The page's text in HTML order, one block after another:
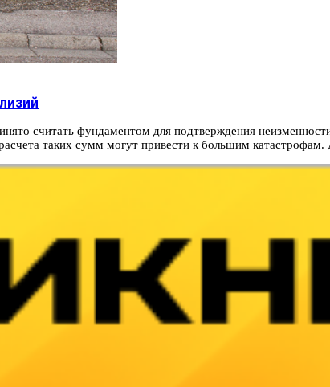
считать фундаментом для подтверждения
таких сумм могут привести к большим катастрофам.